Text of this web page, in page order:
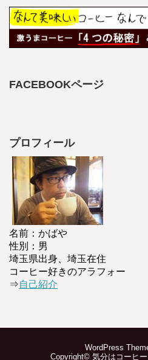
FACEBOOKページ
プロフィール
名前：かばや
性別：男
埼玉県出身、埼玉在住
コーヒー好きのアラフォー
⇒自己紹介
WordPress
Copyright© 気分はコーヒー